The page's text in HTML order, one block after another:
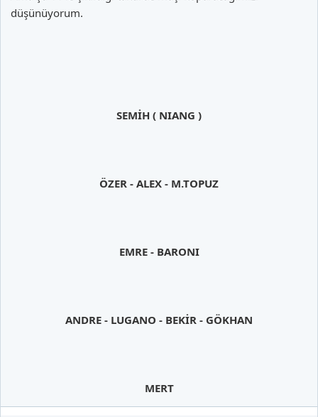
düşünüyorum.
SEMİH ( NIANG )
ÖZER - ALEX - M.TOPUZ
EMRE - BARONI
ANDRE - LUGANO - BEKİR - GÖKHAN
MERT